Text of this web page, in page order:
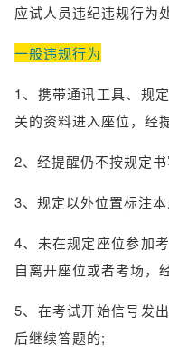
应试人员违纪违规行为
一般违规行为
1、携带通讯工具、规
关的资料进入座位，经
2、经提醒仍不按规定
3、规定以外位置标注
4、未在规定座位参加
自离开座位或者考场，
5、在考试开始信号发
后继续答题的;